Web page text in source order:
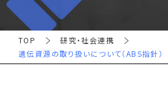
TOP
研究・社会連携
遺伝資源の取り扱いについて（ABS指針）